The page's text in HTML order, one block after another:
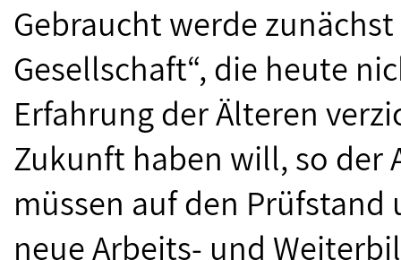
Gebraucht werde
Gesellschaft“, die heute
Erfahrung der Älteren
Zukunft haben will, so der
müssen auf den
neue Arbeits- und